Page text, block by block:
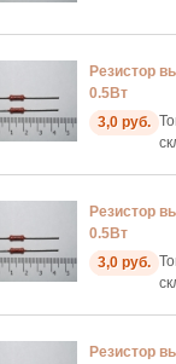
Резистор
0.5Вт
3,0 руб.
Резистор
0.5Вт
3,0 руб.
Резистор